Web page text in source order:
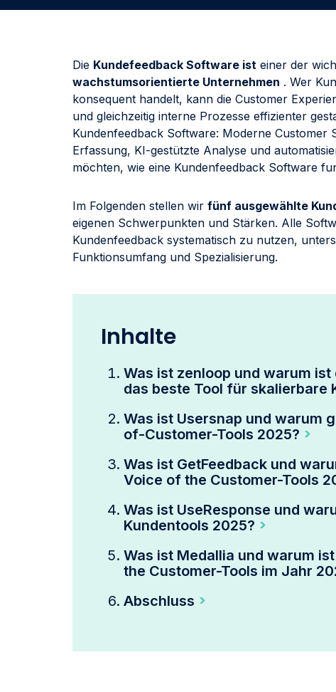
Die Kundefeedback Software ist einer der
wachstumsorientierte Unternehmen . Wer
konsequent handelt, kann die Customer
und gleichzeitig interne Prozesse effizienter
Kundenfeedback Software: Moderne Customer
Erfassung, KI-gestützte Analyse und
möchten, wie eine Kundenfeedback Software
Im Folgenden stellen wir fünf ausgewählte
eigenen Schwerpunkten und Stärken. Alle
Kundenfeedback systematisch zu nutzen,
Funktionsumfang und Spezialisierung.
Inhalte
Was ist zenloop und warum
das beste Tool für skalierbare
Was ist Usersnap und warum
of-Customer-Tools 2025?
Was ist GetFeedback und
Voice of the Customer-Tools
Was ist UseResponse und
Kundentools 2025?
Was ist Medallia und warum
the Customer-Tools im Jahr
Abschluss